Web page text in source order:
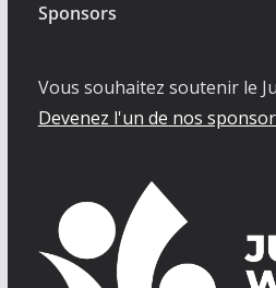
Sponsors
Vous souhaitez soutenir le
Devenez l'un de nos